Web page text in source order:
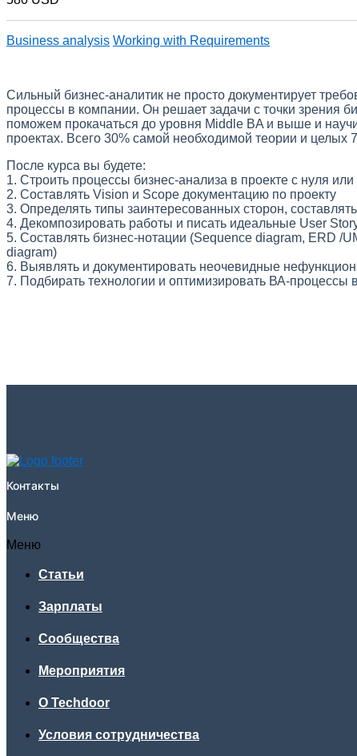
Business analysis Working with Requirements
Сильный бизнес-аналитик не просто документирует
процессы в компании. Он решает задачи с точки зрения
поможем прокачаться до уровня Middle BA и выше и
проектах. Всего 30% самой необходимой теории и целых
После курса вы будете:
1. Строить процессы бизнес-анализа в проекте с нуля
2. Составлять Vision и Scope документацию по проекту
3. Определять типы заинтересованных сторон,
4. Декомпозировать работы и писать идеальные User
5. Составлять бизнес-нотации (Sequence diagram, ERD /
diagram)
6. Выявлять и документировать неочевидные
7. Подбирать технологии и оптимизировать ВА-процессы
Контакты
Меню
Меню
Статьи
Зарплаты
Сообщества
Мероприятия
О Techdoor
Условия сотрудничества